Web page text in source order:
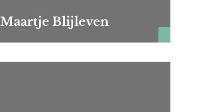
Maartje Blijleven